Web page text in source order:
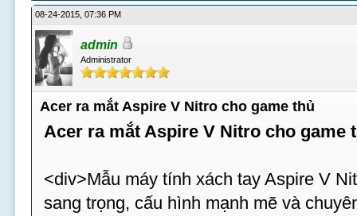
08-24-2015, 07:36 PM
admin
Administrator
Acer ra mắt Aspire V Nitro cho game thủ
Acer ra mắt Aspire V Nitro cho game
<div>Mẫu máy tính xách tay Aspire V
sang trọng, cấu hình mạnh mẽ và